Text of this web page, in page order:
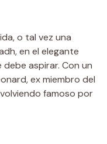
o tal vez una
en el elegante
debe aspirar. Con un
ex miembro del
famoso por